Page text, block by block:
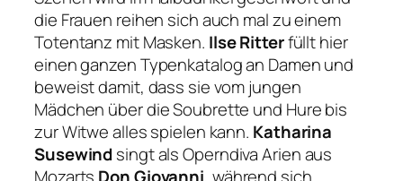
die Frauen reihen sich auch mal zu einem
Totentanz mit Masken. Ilse Ritterfüllt hier
einen ganzen Typenkatalog an Damen und
beweist damit, dass sie vom jungen
Mädchen über die Soubrette und Hure bis
zur Witwe alles spielen kann. Katharina
Susewindsingt als Operndiva Arien aus